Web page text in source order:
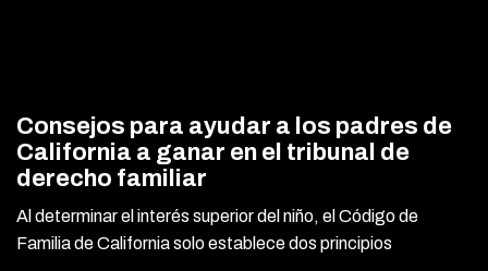
Consejos para ayudar a los padres de
California a ganar en el tribunal de
derecho familiar
Al determinar el interés superior del niño, el Código de
Familia de California solo establece dos principios